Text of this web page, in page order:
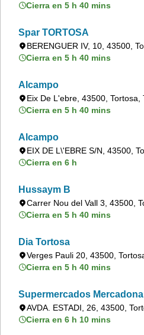
Cierra en 5 h 40 mins
Spar TORTOSA
BERENGUER IV, 10, 43500,
Cierra en 5 h 40 mins
Alcampo
Eix De L'ebre, 43500, Tortosa,
Cierra en 5 h 40 mins
Alcampo
EIX DE L\'EBRE S/N, 43500,
Cierra en 6 h
Hussaym B
Carrer Nou del Vall 3, 43500,
Cierra en 5 h 40 mins
Dia Tortosa
Verges Pauli 20, 43500,
Cierra en 5 h 40 mins
Supermercados Mercadona
AVDA. ESTADI, 26, 43500,
Cierra en 6 h 10 mins